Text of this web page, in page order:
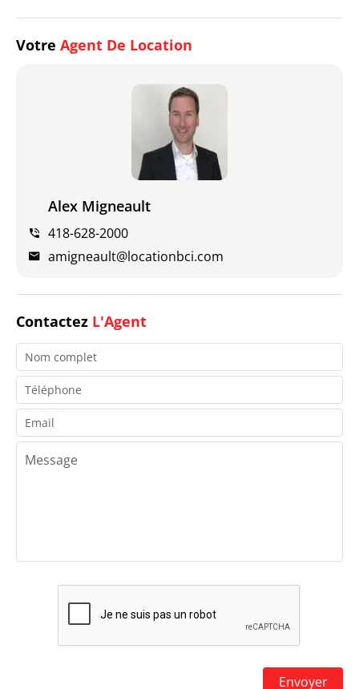
Votre Agent De Location
Alex Migneault
418-628-2000
amigneault@locationbci.com
Contactez L'Agent